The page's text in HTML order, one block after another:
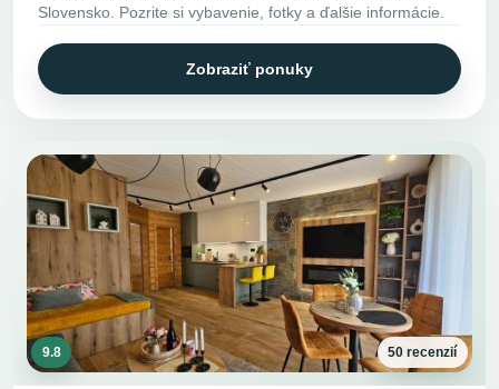
Slovensko. Pozrite si vybavenie, fotky a ďalšie informácie.
Zobraziť ponuky
9.8 50 recenzií